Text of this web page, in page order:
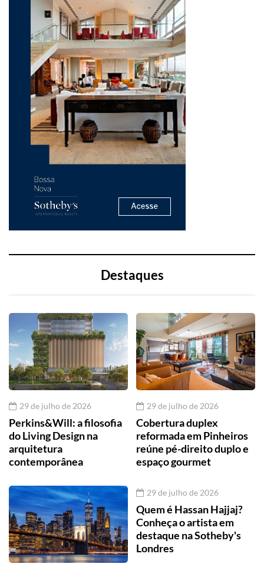
Destaques
29 de julho de 2026
Perkins&Will: a filosofia
do Living Design na
arquitetura
contemporânea
29 de julho de 2026
Cobertura duplex
reformada em Pinheiros
reúne pé-direito duplo e
espaço gourmet
29 de julho de 2026
Quem é Hassan Hajjaj?
Conheça o artista em
destaque na Sotheby's
Londres